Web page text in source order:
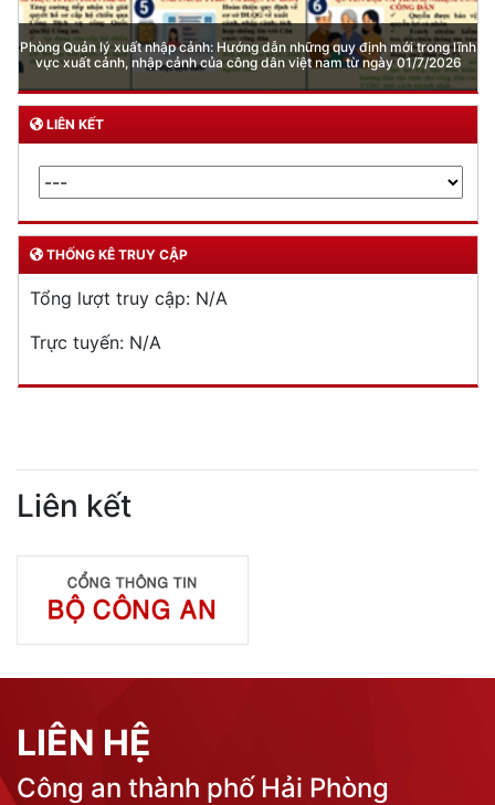
Phòng Quản lý xuất nhập cảnh: Hướng dẫn những quy định mới trong lĩnh
vực xuất cảnh, nhập cảnh của công dân việt nam từ ngày 01/7/2026
LIÊN KẾT
THỐNG KÊ TRUY CẬP
Tổng lượt truy cập: N/A
Trực tuyến: N/A
Liên kết
LIÊN HỆ
Công an thành phố Hải Phòng